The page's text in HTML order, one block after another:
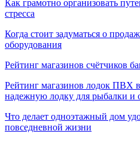
Как грамотно организовать
стресса
Когда стоит задуматься о
оборудования
Рейтинг магазинов счётчиков
Рейтинг магазинов лодок ПВХ
надежную лодку для рыбалки и
Что делает одноэтажный дом
повседневной жизни